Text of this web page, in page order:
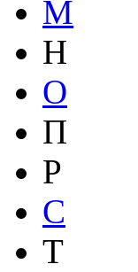
М
Н
О
П
Р
С
Т